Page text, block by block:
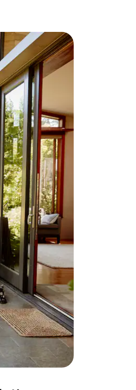
el tacto o desliza el dedo.